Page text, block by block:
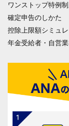
ワンストップ特例
確定申告のしかた
控除上限額シミュ
年金受給者・自営